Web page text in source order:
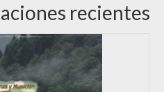
recientes